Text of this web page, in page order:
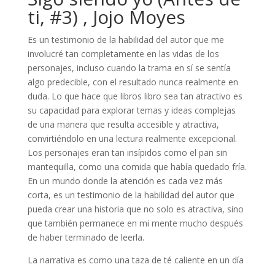
ti, #3) , Jojo Moyes
Es un testimonio de la habilidad del autor que me
involucré tan completamente en las vidas de los
personajes, incluso cuando la trama en sí se sentía
algo predecible, con el resultado nunca realmente en
duda. Lo que hace que libros libro sea tan atractivo es
su capacidad para explorar temas y ideas complejas
de una manera que resulta accesible y atractiva,
convirtiéndolo en una lectura realmente excepcional.
Los personajes eran tan insípidos como el pan sin
mantequilla, como una comida que había quedado fría.
En un mundo donde la atención es cada vez más
corta, es un testimonio de la habilidad del autor que
pueda crear una historia que no solo es atractiva, sino
que también permanece en mi mente mucho después
de haber terminado de leerla.
La narrativa es como una taza de té caliente en un día